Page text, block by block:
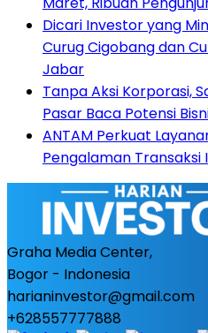
Dicari Investor yang
Curug Cigobang dan
Jabar
Tanpa Aksi Korporasi,
Pasar Baca Potensi
ANTAM Perkuat
Pengalaman Transaksi
Graha Media Center,
Bogor - Indonesia
harianinvestor@gmail.com
+628557777888